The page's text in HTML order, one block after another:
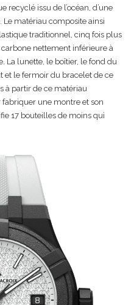
recyclé issu de l’océan, d’une
matériau composite ainsi
traditionnel, cinq fois plus
nettement inférieure à
La lunette, le boîtier, le fond du
et le fermoir du bracelet de ce
à partir de ce matériau
une montre et son
17 bouteilles de moins qui